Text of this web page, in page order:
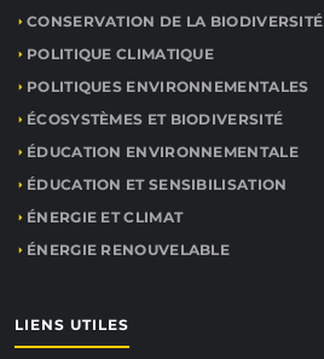
CONSERVATION DE LA BIODIVERSITÉ
POLITIQUE CLIMATIQUE
POLITIQUES ENVIRONNEMENTALES
ÉCOSYSTÈMES ET BIODIVERSITÉ
ÉDUCATION ENVIRONNEMENTALE
ÉDUCATION ET SENSIBILISATION
ÉNERGIE ET CLIMAT
ÉNERGIE RENOUVELABLE
LIENS UTILES